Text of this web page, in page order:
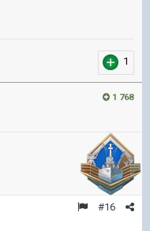
1
1 768
#16